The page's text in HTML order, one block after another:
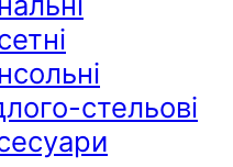
стельові